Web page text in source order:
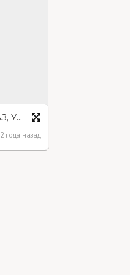
Ремкомплект ПГУ КАМАЗ, УРАЛ
2 года назад